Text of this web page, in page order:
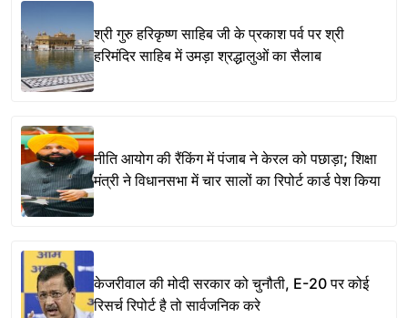
श्री गुरु हरिकृष्ण साहिब जी के प्रकाश पर्व पर श्री
हरिमंदिर साहिब में उमड़ा श्रद्धालुओं का सैलाब
नीति आयोग की रैंकिंग में पंजाब ने केरल को पछाड़ा; शिक्षा
मंत्री ने विधानसभा में चार सालों का रिपोर्ट कार्ड पेश किया
केजरीवाल की मोदी सरकार को चुनौती, E-20 पर कोई
रिसर्च रिपोर्ट है तो सार्वजनिक करे